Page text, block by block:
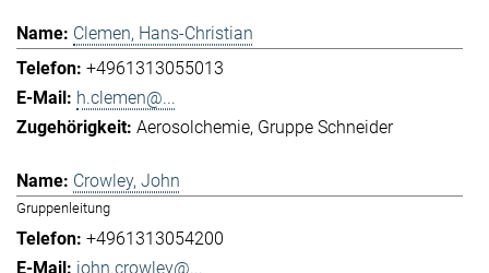
Clemen, Hans-Christian
+4961313055013
h.clemen@...
Aerosolchemie Gruppe Schneider
Crowley, John
Gruppenleitung
+4961313054200
john.crowley@...